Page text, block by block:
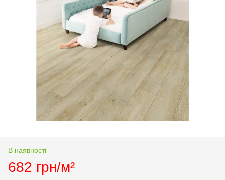
В наявності
682 грн/м²